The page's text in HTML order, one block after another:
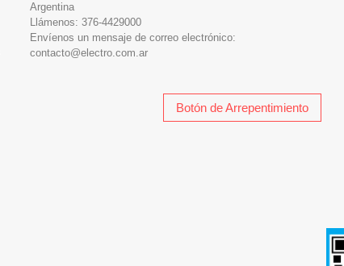
Argentina
Llámenos: 376-4429000
Envíenos un mensaje de correo electrónico:
contacto@electro.com.ar
Botón de Arrepentimiento